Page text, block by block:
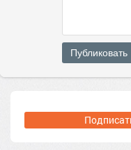
Публиковать